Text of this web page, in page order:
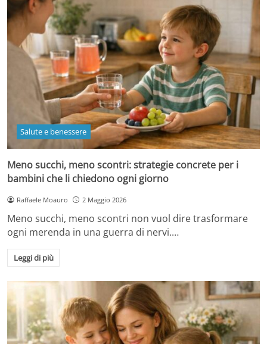
Salute e benessere
Meno succhi, meno scontri: strategie concrete per i
bambini che li chiedono ogni giorno
Raffaele Moauro 2 Maggio 2026
Meno succhi, meno scontri non vuol dire trasformare
ogni merenda in una guerra di nervi.…
Leggi di più